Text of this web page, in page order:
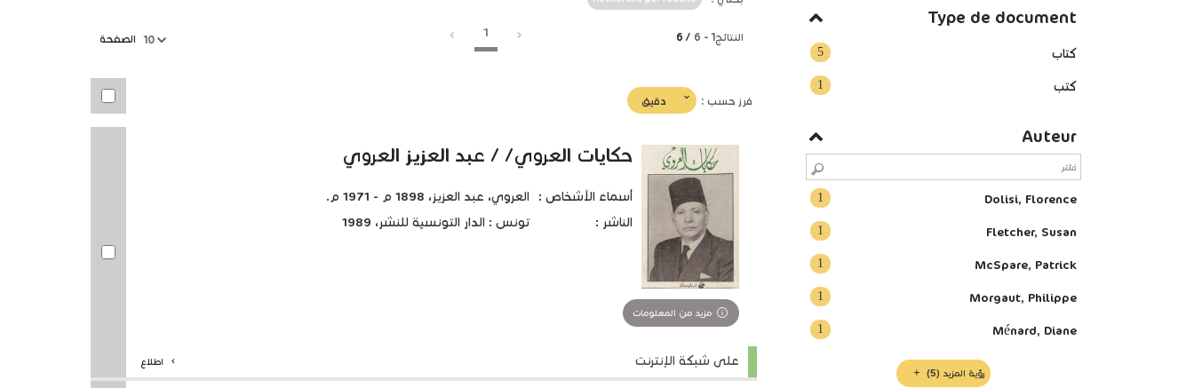
النتائج1
-
6
/ 6
1
10 الصفحة
فرز حسب : (imediatدقيق
حكايات العروي/ / عبد العزيز العروي
أسماء الأشخاص :
العروي، عبد العزيز، 1898 م - 1971 م.
الناشر :
تونس : الدار التونسية للنشر، 1989
مزيد من المعلومات
على شبكة الإنترنت اطلاع
Type de document
5 كتاب
1 كتب
Auteur
1 Dolisi, Florence
1 Fletcher, Susan
1 McSpare, Patrick
1 Morgaut, Philippe
1 Ménard, Diane
رؤية المزيد